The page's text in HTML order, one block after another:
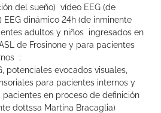
del sueño) vídeo EEG (de
EEG dinámico 24h (de inminente
adultos y niños ingresados en
de Frosinone y para pacientes
;
potenciales evocados visuales,
para pacientes internos y
en proceso de definición
dottssa Martina Bracaglia)